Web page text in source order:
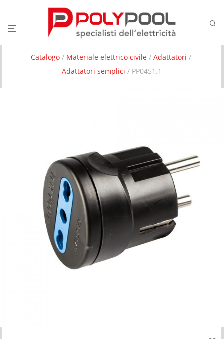
Catalogo/ Materiale elettrico civile/ Adattatori /
Adattatori semplici / PP0451.1